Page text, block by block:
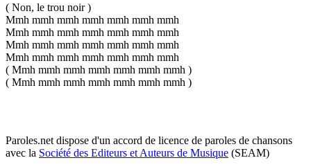
( Non, le trou noir )
Mmh mmh mmh mmh mmh mmh mmh
Mmh mmh mmh mmh mmh mmh mmh
Mmh mmh mmh mmh mmh mmh mmh
Mmh mmh mmh mmh mmh mmh mmh
( Mmh mmh mmh mmh mmh mmh mmh )
( Mmh mmh mmh mmh mmh mmh mmh )
Paroles.net dispose d'un accord de licence de paroles de chansons
avec la Société des Editeurs et Auteurs de Musique (SEAM)